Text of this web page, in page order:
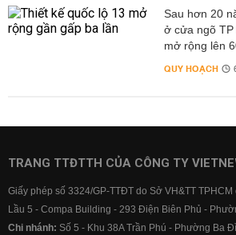
Sau hơn 20
ở cửa ngõ
mở rộng lên
QUY HOẠCH
TRANG TTĐTTH CỦA CÔNG TY
Giấy phép số 3324/GP-TTĐT do Sở VH&TT
Lầu 5 - Compa Building - 293 Điện Biên Phủ -
Chi nhánh: Số 5 - Khu 38A Trần Phú - Phường Ba